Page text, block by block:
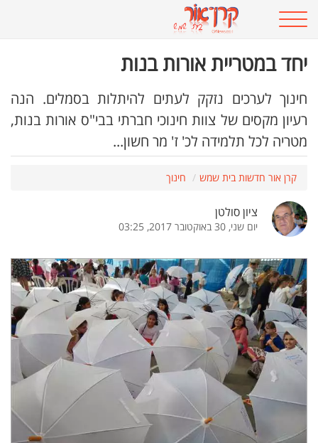
יחד במטריית אורות בנות
חינוך לערכים נזקק לעתים להיתלות בסמלים. הנה
רעיון מקסים של צוות חינוכי חברתי בבי"ס אורות בנות,
מטריה לכל תלמידה לכ' ז' מר חשון...
קרן אור חדשות בית שמש חינוך
ציון סולטן
יום שני, 30 באוקטובר 2017, 03:25